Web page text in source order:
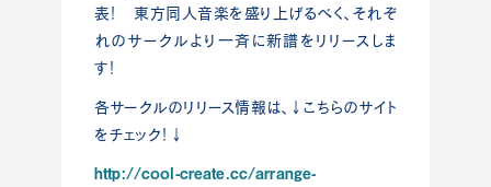
表！ 東方同人音楽を盛り上げるべく、それぞ
れのサークルより一斉に新譜をリリースしま
す！
各サークルのリリース情報は、↓こちらのサイト
をチェック！↓
http://cool-create.cc/arrange-